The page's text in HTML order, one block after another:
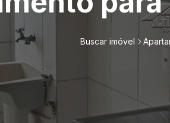
Buscar imóvel